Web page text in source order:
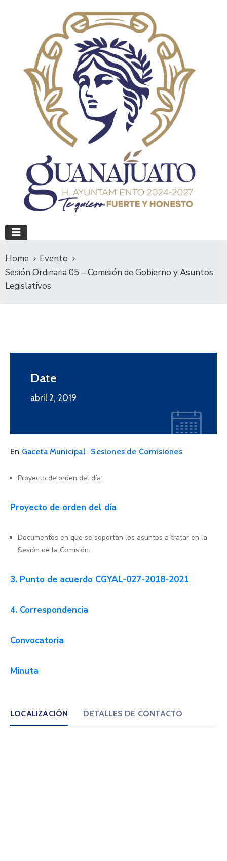
Home
Evento
Sesión Ordinaria 05 – Comisión de Gobierno y Asuntos
Legislativos
Date
abril 2, 2019
En Gaceta Municipal , Sesiones de Comisiones
Proyecto de orden del día:
Proyecto de orden del día
Documentos en que se soportan los asuntos a tratar en la
Sesión de la Comisión:
3. Punto de acuerdo CGYAL-027-2018-2021
4. Correspondencia
Convocatoria
Minuta
LOCALIZACIÓN DETALLES DE CONTACTO